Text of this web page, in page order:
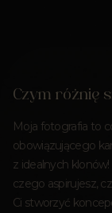
Czym różnię
Moja fotografia to
obowiązującego
z idealnych
czego aspirujesz,
Ci stworzyć